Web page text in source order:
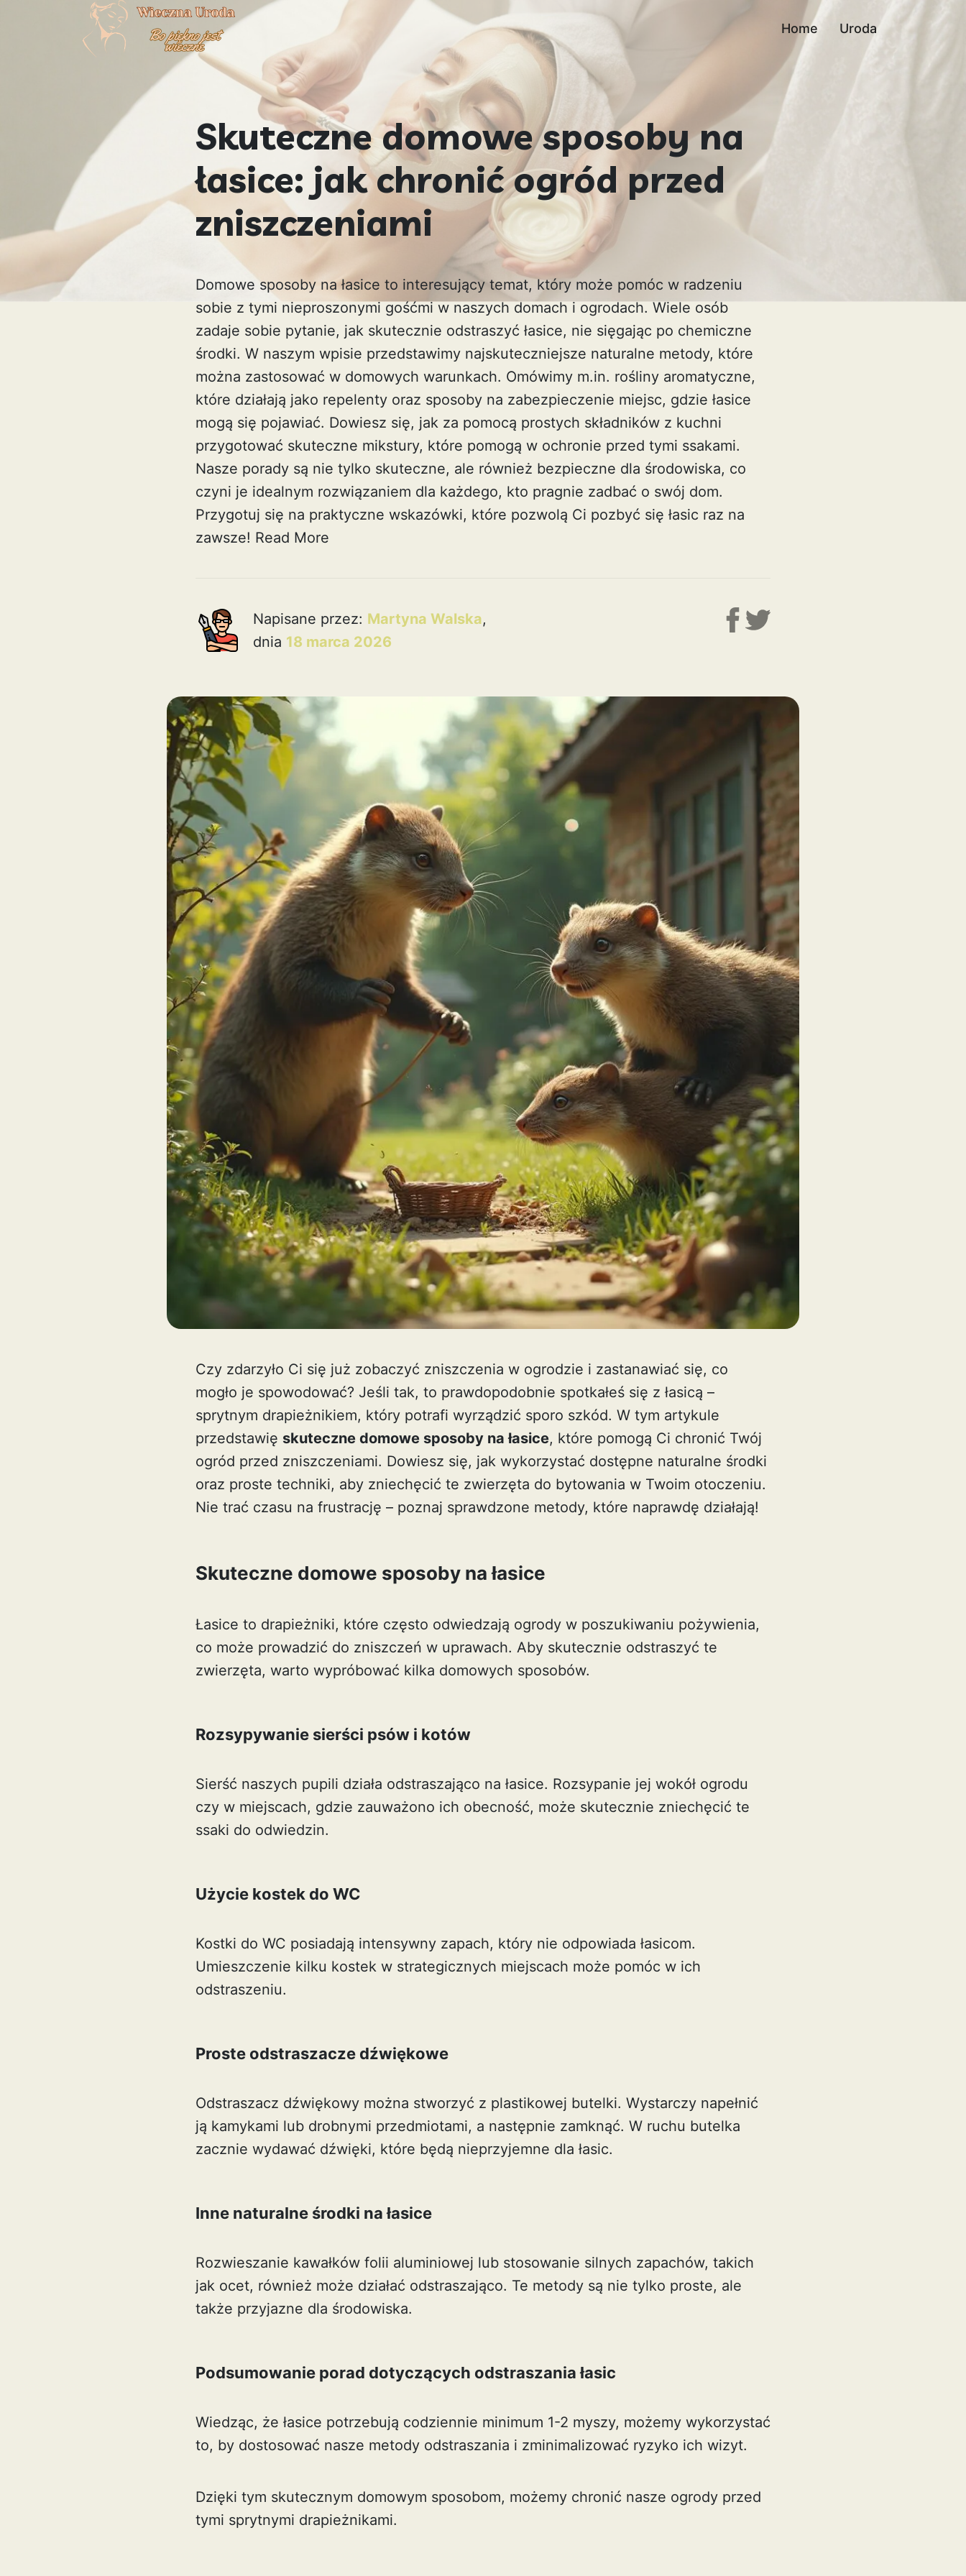
Home Uroda
Skuteczne domowe sposoby na
łasice: jak chronić ogród przed
zniszczeniami
Domowe sposoby na łasice to interesujący temat, który może pomóc w radzeniu
sobie z tymi nieproszonymi gośćmi w naszych domach i ogrodach. Wiele osób
zadaje sobie pytanie, jak skutecznie odstraszyć łasice, nie sięgając po chemiczne
środki. W naszym wpisie przedstawimy najskuteczniejsze naturalne metody, które
można zastosować w domowych warunkach. Omówimy m.in. rośliny aromatyczne,
które działają jako repelenty oraz sposoby na zabezpieczenie miejsc, gdzie łasice
mogą się pojawiać. Dowiesz się, jak za pomocą prostych składników z kuchni
przygotować skuteczne mikstury, które pomogą w ochronie przed tymi ssakami.
Nasze porady są nie tylko skuteczne, ale również bezpieczne dla środowiska, co
czyni je idealnym rozwiązaniem dla każdego, kto pragnie zadbać o swój dom.
Przygotuj się na praktyczne wskazówki, które pozwolą Ci pozbyć się łasic raz na
zawsze! Read More
Napisane przez: Martyna Walska,
dnia 18 marca 2026
Czy zdarzyło Ci się już zobaczyć zniszczenia w ogrodzie i zastanawiać się, co
mogło je spowodować? Jeśli tak, to prawdopodobnie spotkałeś się z łasicą –
sprytnym drapieżnikiem, który potrafi wyrządzić sporo szkód. W tym artykule
przedstawię skuteczne domowe sposoby na łasice, które pomogą Ci chronić Twój
ogród przed zniszczeniami. Dowiesz się, jak wykorzystać dostępne naturalne środki
oraz proste techniki, aby zniechęcić te zwierzęta do bytowania w Twoim otoczeniu.
Nie trać czasu na frustrację – poznaj sprawdzone metody, które naprawdę działają!
Skuteczne domowe sposoby na łasice
Łasice to drapieżniki, które często odwiedzają ogrody w poszukiwaniu pożywienia,
co może prowadzić do zniszczeń w uprawach. Aby skutecznie odstraszyć te
zwierzęta, warto wypróbować kilka domowych sposobów.
Rozsypywanie sierści psów i kotów
Sierść naszych pupili działa odstraszająco na łasice. Rozsypanie jej wokół ogrodu
czy w miejscach, gdzie zauważono ich obecność, może skutecznie zniechęcić te
ssaki do odwiedzin.
Użycie kostek do WC
Kostki do WC posiadają intensywny zapach, który nie odpowiada łasicom.
Umieszczenie kilku kostek w strategicznych miejscach może pomóc w ich
odstraszeniu.
Proste odstraszacze dźwiękowe
Odstraszacz dźwiękowy można stworzyć z plastikowej butelki. Wystarczy napełnić
ją kamykami lub drobnymi przedmiotami, a następnie zamknąć. W ruchu butelka
zacznie wydawać dźwięki, które będą nieprzyjemne dla łasic.
Inne naturalne środki na łasice
Rozwieszanie kawałków folii aluminiowej lub stosowanie silnych zapachów, takich
jak ocet, również może działać odstraszająco. Te metody są nie tylko proste, ale
także przyjazne dla środowiska.
Podsumowanie porad dotyczących odstraszania łasic
Wiedząc, że łasice potrzebują codziennie minimum 1-2 myszy, możemy wykorzystać
to, by dostosować nasze metody odstraszania i zminimalizować ryzyko ich wizyt.
Dzięki tym skutecznym domowym sposobom, możemy chronić nasze ogrody przed
tymi sprytnymi drapieżnikami.